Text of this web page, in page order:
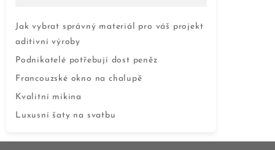
Jak vybrat správný materiál pro váš projekt
aditivní výroby
Podnikatelé potřebují dost peněz
Francouzské okno na chalupě
Kvalitní mikina
Luxusní šaty na svatbu